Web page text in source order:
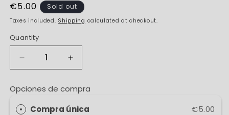
Regular
price
€5.00 Sold out
Taxes included. Shipping calculated at checkout.
Quantity
Decrease
quantity
for
Lemon
Tea
Increase
quantity
Lemon
Tea
Opciones de compra
Compra única
€5.00